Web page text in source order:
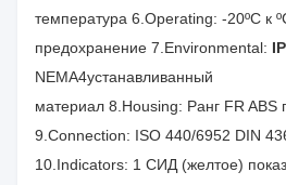
температура 6.Operating: -20ºC к
предохранение 7.Environmental:
NEMA4устанавливанный
материал 8.Housing: Ранг FR ABS
9.Connection: ISO 440/6952 DIN
10.Indicators: 1 СИД (желтое)